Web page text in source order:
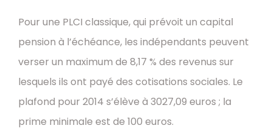
Pour une PLCI classique, qui prévoit un capital
pension à l’échéance, les indépendants peuvent
verser un maximum de 8,17 % des revenus sur
lesquels ils ont payé des cotisations sociales. Le
plafond pour 2014 s’élève à 3027,09 euros ; la
prime minimale est de 100 euros.